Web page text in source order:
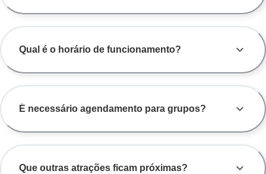
Qual é o horário de funcionamento?
É necessário agendamento para grupos?
Que outras atrações ficam próximas?